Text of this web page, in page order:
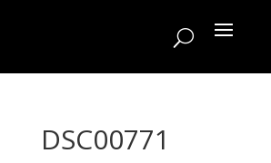
DSC00771